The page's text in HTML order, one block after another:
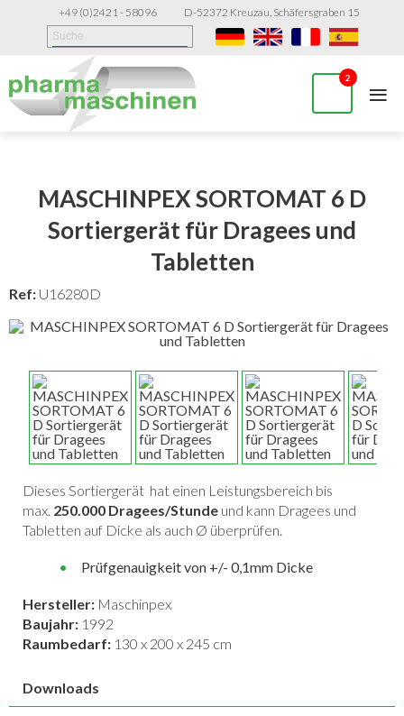
+49 (0)2421 - 58096 D-52372 Kreuzau, Schäfersgraben 15
2 ≡
MASCHINPEX SORTOMAT 6 D
Sortiergerät für Dragees und
Tabletten
Ref: U16280D
Dieses Sortiergerät hat einen Leistungsbereich bis
max. 250.000 Dragees/Stunde und kann Dragees und
Tabletten auf Dicke als auch Ø überprüfen.
Prüfgenauigkeit von +/- 0,1mm Dicke
Hersteller: Maschinpex
Baujahr: 1992
Raumbedarf: 130 x 200 x 245 cm
Downloads